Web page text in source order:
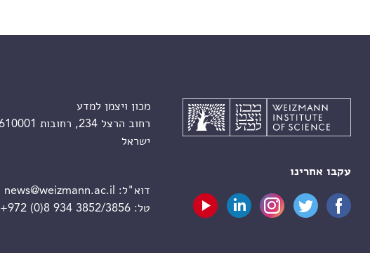
עקבו אחרינו
מכון ויצמן למדע
רחוב הרצל 234, רחובות 7610001
ישראל
דוא"ל:
news@weizmann.ac.il
טל:+972 (0)8 934 3852/3856